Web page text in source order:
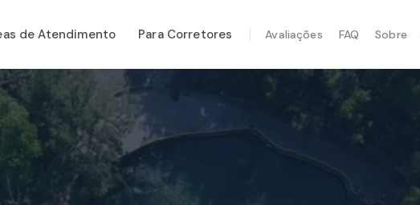
ESPECIALIZADOS
Anual
Pós-Furacão
Térmica
por Drone
de Atendimento Para Corretores Avaliações FAQ Sobre